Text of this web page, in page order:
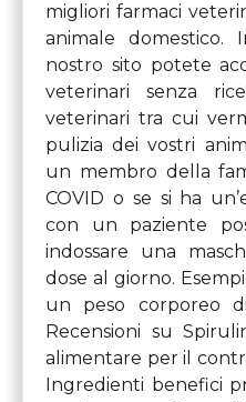
migliori farmaci
animale domestico.
nostro sito potete
veterinari senza
veterinari tra cui
pulizia dei vostri
un membro della
COVID o se si ha
con un paziente
indossare una
dose al giorno.
un peso corporeo
Recensioni su
alimentare per il
Ingredienti benefici